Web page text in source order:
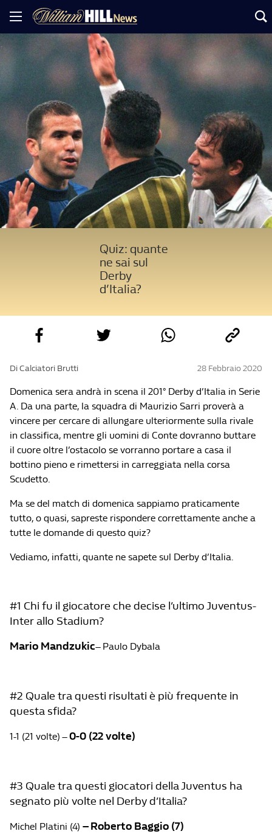
Quiz: quante
ne sai sul
Derby
d’Italia?
Di Calciatori Brutti 28 Febbraio 2020
Domenica sera andrà in scena il 201° Derby d’Italia in Serie
A. Da una parte, la squadra di Maurizio Sarri proverà a
vincere per cercare di allungare ulteriormente sulla rivale
in classifica, mentre gli uomini di Conte dovranno buttare
il cuore oltre l’ostacolo se vorranno portare a casa il
bottino pieno e rimettersi in carreggiata nella corsa
Scudetto.
Ma se del match di domenica sappiamo praticamente
tutto, o quasi, sapreste rispondere correttamente anche a
tutte le domande di questo quiz?
Vediamo, infatti, quante ne sapete sul Derby d’Italia.
#1 Chi fu il giocatore che decise l’ultimo Juventus-
Inter allo Stadium?
Mario Mandzukic– Paulo Dybala
#2 Quale tra questi risultati è più frequente in
questa sfida?
1-1 (21 volte) –0-0 (22 volte)
#3 Quale tra questi giocatori della Juventus ha
segnato più volte nel Derby d’Italia?
Michel Platini (4) – Roberto Baggio (7)